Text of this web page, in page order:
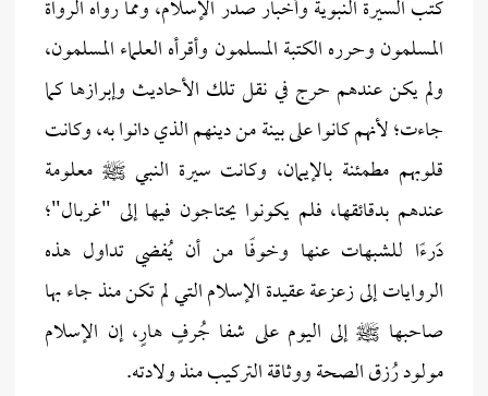
كتب السيرة النبوية وأخبار صدر الإسلام، ومما رواه الرواة
المسلمون وحرره الكتبة المسلمون وأقرأه العلماء المسلمون،
ولم يكن عندهم حرج في نقل تلك الأحاديث وإبرازها كما
جاءت؛ لأنهم كانوا على بينة من دينهم الذي دانوا به، وكانت
قلوبهم مطمئنة بالإيمان، وكانت سيرة النبي ﷺ معلومة
عندهم بدقائقها، فلم يكونوا يحتاجون فيها إلى "غربال"؛
دَرءًا للشبهات عنها وخوفًا من أن يُفضي تداول هذه
الروايات إلى زعزعة عقيدة الإسلام التي لم تكن منذ جاء بها
صاحبها ﷺ إلى اليوم على شفا جُرفٍ هارٍ، إن الإسلام
مولود رُزق الصحة ووثاقة التركيب منذ ولادته.